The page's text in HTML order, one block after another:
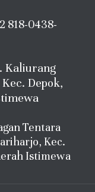
818-0438-
Kaliurang
Depok,
Tentara
Kec.
Istimewa